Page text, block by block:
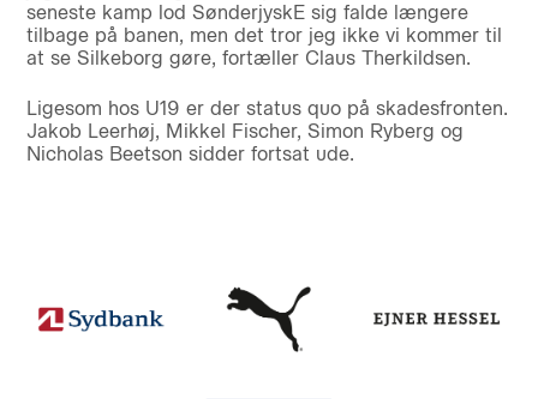
seneste kamp lod SønderjyskE sig falde længere
tilbage på banen, men det tror jeg ikke vi kommer til
at se Silkeborg gøre, fortæller Claus Therkildsen.
Ligesom hos U19 er der status quo på skadesfronten.
Jakob Leerhøj, Mikkel Fischer, Simon Ryberg og
Nicholas Beetson sidder fortsat ude.